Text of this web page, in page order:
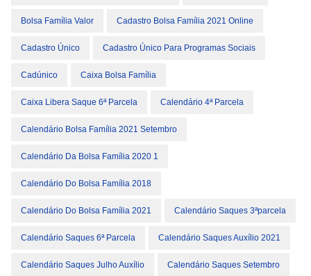
Bolsa Família Valor Cadastro Bolsa Família 2021 Online
Cadastro Único Cadastro Único Para Programas Sociais
Cadúnico Caixa Bolsa Família
Caixa Libera Saque 6ª Parcela Calendário 4ª Parcela
Calendário Bolsa Família 2021 Setembro
Calendário Da Bolsa Família 2020 1
Calendário Do Bolsa Família 2018
Calendário Do Bolsa Família 2021 Calendário Saques 3ªparcela
Calendário Saques 6ª Parcela Calendário Saques Auxílio 2021
Calendário Saques Julho Auxílio Calendário Saques Setembro